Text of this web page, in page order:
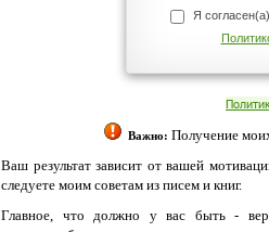
Я
Важно: Получение
Ваш результат зависит от вашей
следуете моим советам из писем и книг.
Главное, что должно у вас быть -